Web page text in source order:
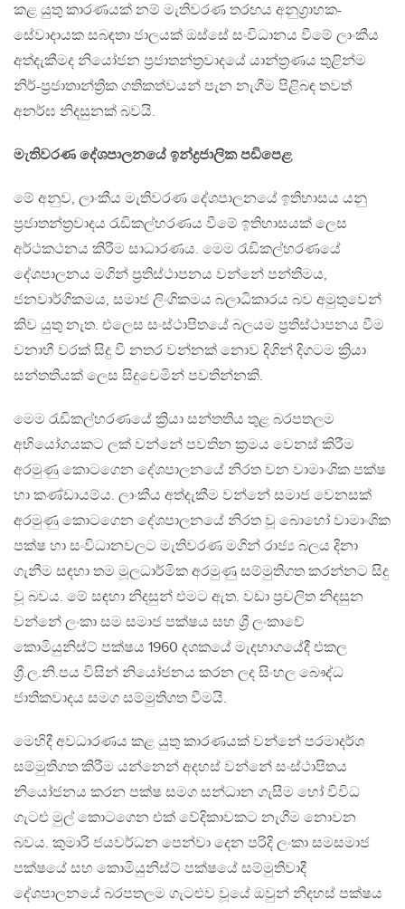
කළ යුතු කාරණයක් නම් මැතිවරණ තරඟය අනුග්‍රාහක-
සේවාදායක සබඳතා ජාලයක් ඔස්සේ සංවිධානය වීමේ ලාංකීය
අත්දැකීමද නියෝජන ප්‍රජාතන්ත්‍රවාදයේ යාන්ත්‍රණය තුළින්ම
නිර්-ප්‍රජාතාන්ත්‍රික ගතිකත්වයන් පැන නැගීම පිළිබඳ තවත්
අනර්ඝ නිදසුනක් බවයි.
මැතිවරණ දේශපාලනයේ ඉන්ද්‍රජාලික පඩිපෙළ
මේ අනුව, ලාංකීය මැතිවරණ දේශපාලනයේ ඉතිහාසය යනු
ප්‍රජාතන්ත්‍රවාදය රැඩිකල්හරණය වීමේ ඉතිහාසයක් ලෙස
අර්ථකථනය කිරීම සාධාරණය. මෙම රැඩිකල්හරණයේ
දේශපාලනය මගින් ප්‍රතිස්ථාපනය වන්නේ පන්තිමය,
ජනවාර්ගිකමය, සමාජ ලිංගිකමය බලාධිකාරය බව අමුතුවෙන්
කිව යුතු නැත. එලෙස සංස්ථාපිතයේ බලයම ප්‍රතිස්ථාපනය වීම
වනාහී වරක් සිදු වී නතර වන්නක් නොව දිගින් දිගටම ක්‍රියා
සන්තතියක් ලෙස සිදුවෙමින් පවතින්නකි.
මෙම රැඩිකල්හරණයේ ක්‍රියා සන්තතිය තුළ බරපතලම
අභියෝගයකට ලක් වන්නේ පවතින ක්‍රමය වෙනස් කිරීම
අරමුණු කොටගෙන දේශපාලනයේ නිරත වන වාමාංශික පක්ෂ
හා කණ්ඩායම්ය. ලාංකීය අත්දැකීම වන්නේ සමාජ වෙනසක්
අරමුණු කොටගෙන දේශපාලනයේ නිරත වූ බොහෝ වාමාංශික
පක්ෂ හා සංවිධානවලට මැතිවරණ මගින් රාජ්‍ය බලය දිනා
ගැනීම සඳහා තම මූලධාර්මික අරමුණු සම්මුතිගත කරන්නට සිදු
වූ බවය. මේ සඳහා නිදසුන් එමට ඇත. වඩා ප්‍රචලිත නිදසුන
වන්නේ ලංකා සම සමාජ පක්ෂය සහ ශ්‍රී ලංකාවේ
කොමියුනිස්ට් පක්ෂය 1960 දශකයේ මැදභාගයේදී එකල
ශ්‍රී.ල.නි.පය විසින් නියෝජනය කරන ලද සිංහල බෞද්ධ
ජාතිකවාදය සමග සම්මුතිගත වීමයි.
මෙහිදී අවධාරණය කළ යුතු කාරණයක් වන්නේ පරමාදර්ශ
සම්මුතිගත කිරීම යන්නෙන් අදහස් වන්නේ සංස්ථාපිතය
නියෝජනය කරන පක්ෂ සමග සන්ධාන ගැසීම හෝ විවිධ
ගැටළු මුල් කොටගෙන එක් වේදිකාවකට නැගීම නොවන
බවය. කුමාරි ජයවර්ධන පෙන්වා දෙන පරිදි ලංකා සමසමාජ
පක්ෂයේ සහ කොමියුනිස්ට් පක්ෂයේ සම්මුතිවාදී
දේශපාලනයේ බරපතලම ගැටළුව වූයේ ඔවුන් නිදහස් පක්ෂය